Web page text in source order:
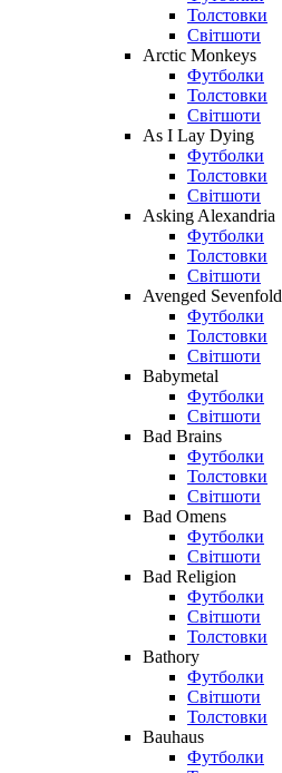
Толстовки
Світшоти
Arctic Monkeys
Футболки
Толстовки
Світшоти
As I Lay Dying
Футболки
Толстовки
Світшоти
Asking Alexandria
Футболки
Толстовки
Світшоти
Avenged Sevenfold
Футболки
Толстовки
Світшоти
Babymetal
Футболки
Світшоти
Bad Brains
Футболки
Толстовки
Світшоти
Bad Omens
Футболки
Світшоти
Bad Religion
Футболки
Світшоти
Толстовки
Bathory
Футболки
Світшоти
Толстовки
Bauhaus
Футболки